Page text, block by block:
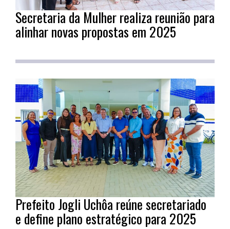
Secretaria da Mulher realiza reunião para
alinhar novas propostas em 2025
Prefeito Jogli Uchôa reúne secretariado
e define plano estratégico para 2025